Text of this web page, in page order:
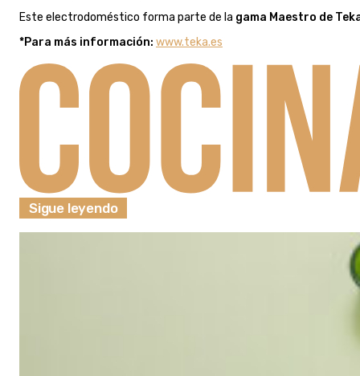
Este electrodoméstico forma parte de la gama Maestro de
*Para más información: www.teka.es
Sigue leyendo